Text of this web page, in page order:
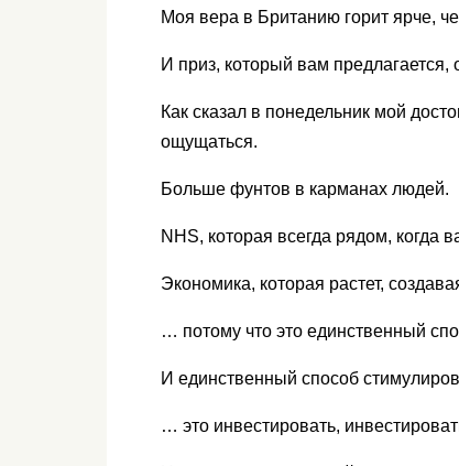
Моя вера в Британию горит ярче,
И приз, который вам предлагается,
Как сказал в понедельник мой
ощущаться.
Больше фунтов в карманах людей.
NHS, которая всегда рядом, когда
Экономика, которая растет,
… потому что это единственный
И единственный способ
… это инвестировать,